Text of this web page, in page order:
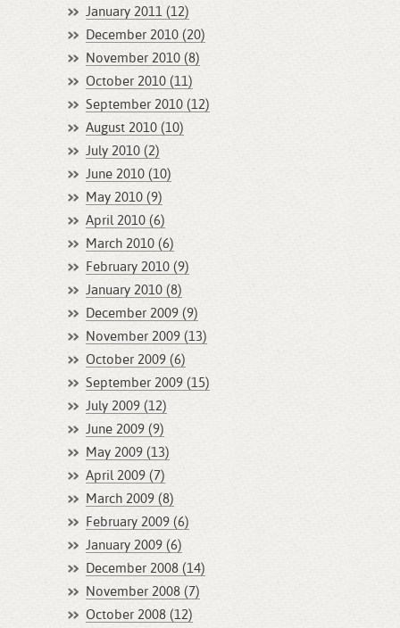
January 2011 (12)
December 2010 (20)
November 2010 (8)
October 2010 (11)
September 2010 (12)
August 2010 (10)
July 2010 (2)
June 2010 (10)
May 2010 (9)
April 2010 (6)
March 2010 (6)
February 2010 (9)
January 2010 (8)
December 2009 (9)
November 2009 (13)
October 2009 (6)
September 2009 (15)
July 2009 (12)
June 2009 (9)
May 2009 (13)
April 2009 (7)
March 2009 (8)
February 2009 (6)
January 2009 (6)
December 2008 (14)
November 2008 (7)
October 2008 (12)